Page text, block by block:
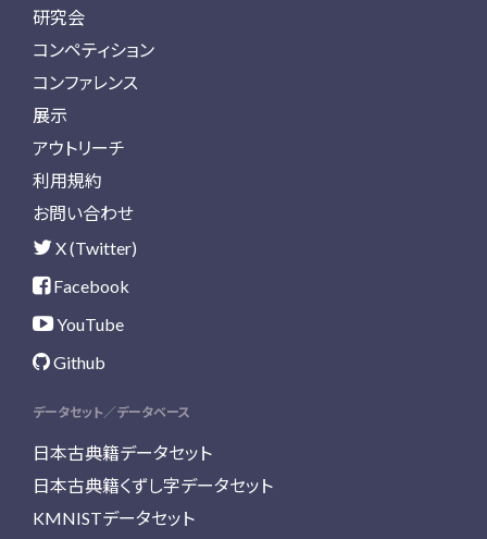
研究会
コンペティション
コンファレンス
展示
アウトリーチ
利用規約
お問い合わせ
X (Twitter)
Facebook
YouTube
Github
データセット／データベース
日本古典籍データセット
日本古典籍くずし字データセット
KMNISTデータセット